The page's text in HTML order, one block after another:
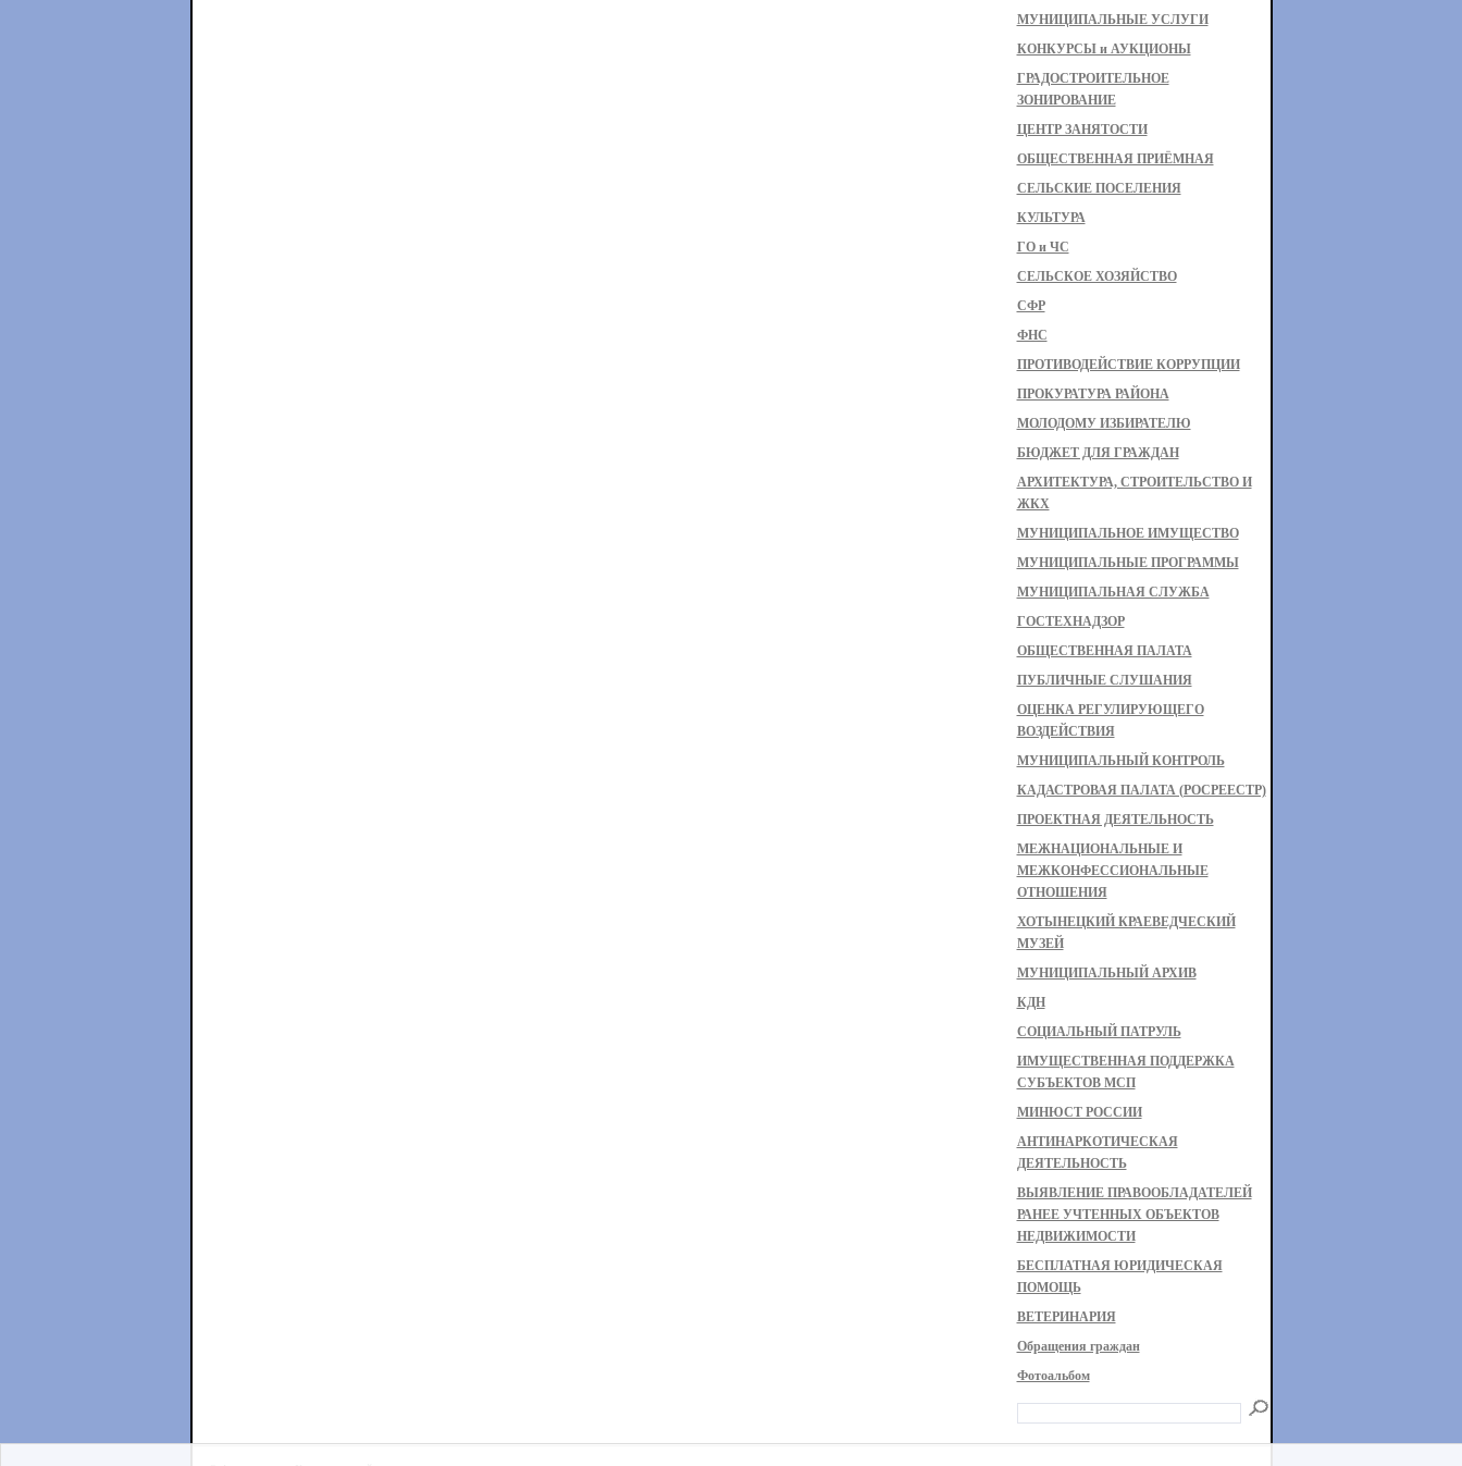
МУНИЦИПАЛЬНЫЕ УСЛУГИ
КОНКУРСЫ и АУКЦИОНЫ
ГРАДОСТРОИТЕЛЬНОЕ
ЗОНИРОВАНИЕ
ЦЕНТР ЗАНЯТОСТИ
ОБЩЕСТВЕННАЯ ПРИЁМНАЯ
СЕЛЬСКИЕ ПОСЕЛЕНИЯ
КУЛЬТУРА
ГО и ЧС
СЕЛЬСКОЕ ХОЗЯЙСТВО
СФР
ФНС
ПРОТИВОДЕЙСТВИЕ КОРРУПЦИИ
ПРОКУРАТУРА РАЙОНА
МОЛОДОМУ ИЗБИРАТЕЛЮ
БЮДЖЕТ ДЛЯ ГРАЖДАН
АРХИТЕКТУРА, СТРОИТЕЛЬСТВО И
ЖКХ
МУНИЦИПАЛЬНОЕ ИМУЩЕСТВО
МУНИЦИПАЛЬНЫЕ ПРОГРАММЫ
МУНИЦИПАЛЬНАЯ СЛУЖБА
ГОСТЕХНАДЗОР
ОБЩЕСТВЕННАЯ ПАЛАТА
ПУБЛИЧНЫЕ СЛУШАНИЯ
ОЦЕНКА РЕГУЛИРУЮЩЕГО
ВОЗДЕЙСТВИЯ
МУНИЦИПАЛЬНЫЙ КОНТРОЛЬ
КАДАСТРОВАЯ ПАЛАТА (РОСРЕЕСТР)
ПРОЕКТНАЯ ДЕЯТЕЛЬНОСТЬ
МЕЖНАЦИОНАЛЬНЫЕ И
МЕЖКОНФЕССИОНАЛЬНЫЕ
ОТНОШЕНИЯ
ХОТЫНЕЦКИЙ КРАЕВЕДЧЕСКИЙ
МУЗЕЙ
МУНИЦИПАЛЬНЫЙ АРХИВ
КДН
СОЦИАЛЬНЫЙ ПАТРУЛЬ
ИМУЩЕСТВЕННАЯ ПОДДЕРЖКА
СУБЪЕКТОВ МСП
МИНЮСТ РОССИИ
АНТИНАРКОТИЧЕСКАЯ
ДЕЯТЕЛЬНОСТЬ
ВЫЯВЛЕНИЕ ПРАВООБЛАДАТЕЛЕЙ
РАНЕЕ УЧТЕННЫХ ОБЪЕКТОВ
НЕДВИЖИМОСТИ
БЕСПЛАТНАЯ ЮРИДИЧЕСКАЯ
ПОМОЩЬ
ВЕТЕРИНАРИЯ
Обращения граждан
Фотоальбом